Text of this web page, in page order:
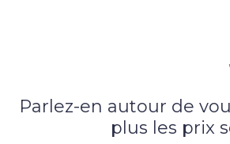
Parlez-en autour de
plus les prix